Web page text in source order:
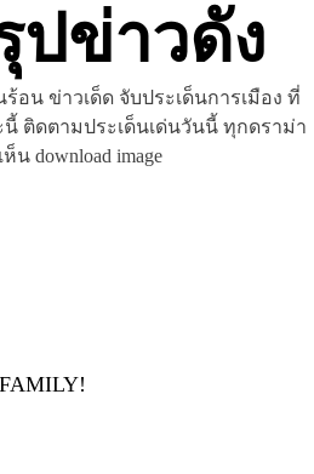
ปข่าวดัง
นร้อน ข่าวเด็ด จับประเด็นการเมือง ที่
ติดตามประเด็นเด่นวันนี้ ทุกดราม่า
น download image